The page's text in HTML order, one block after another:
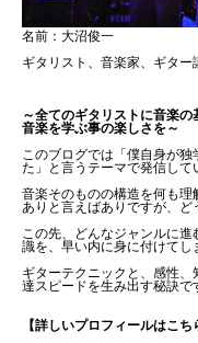
名前：大沼俊一
ギタリスト、音楽家、ギター
～全てのギタリストに音楽の
音楽を学ぶ事の楽しさを～
このブログでは「僕自身が
た」と言うテーマで発信して
音楽そのものの構造を何も理
ありと言えばありですが、ど
この先、どんなジャンルに
識を、早い内に身に付けてし
ギターテクニックと、感性
達スピードを生み出す秘訣で
【詳しいプロフィールはこち